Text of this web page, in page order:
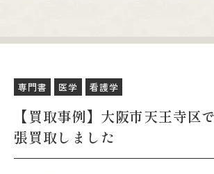
専門書 医学 看護学
【買取事例】大阪市天王寺区
張買取しました